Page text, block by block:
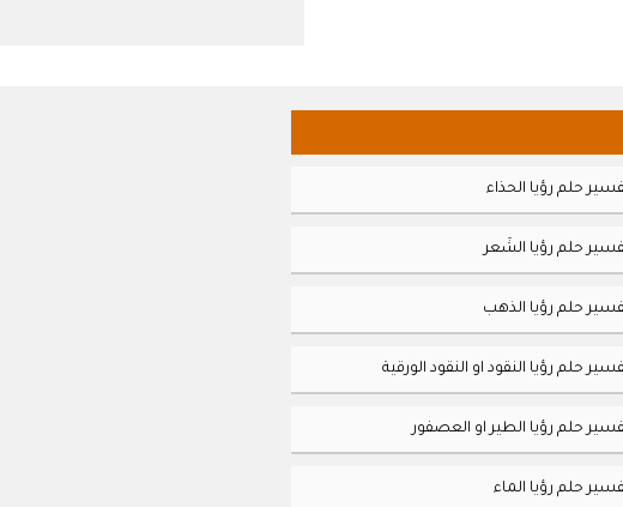
حلم رؤيا الحذاء
حلم رؤيا الشَعر
حلم رؤيا الذهب
حلم رؤيا النقود او النقود الورقية
حلم رؤيا الطير او العصفور
حلم رؤيا الماء